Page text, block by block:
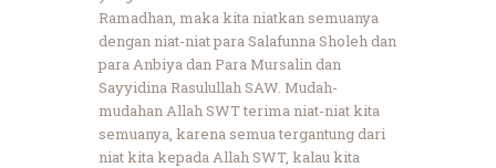
Ramadhan, maka kita niatkan semuanya
dengan niat-niat para Salafunna Sholeh dan
para Anbiya dan Para Mursalin dan
Sayyidina Rasulullah SAW. Mudah-
mudahan Allah SWT terima niat-niat kita
semuanya, karena semua tergantung dari
niat kita kepada Allah SWT, kalau kita